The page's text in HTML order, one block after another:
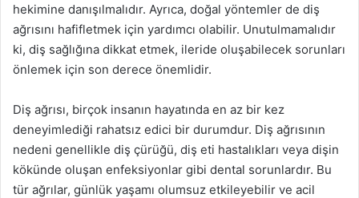
hekimine danışılmalıdır. Ayrıca, doğal yöntemler de diş
ağrısını hafifletmek için yardımcı olabilir. Unutulmamalıdır
ki, diş sağlığına dikkat etmek, ileride oluşabilecek sorunları
önlemek için son derece önemlidir.
Diş ağrısı, birçok insanın hayatında en az bir kez
deneyimlediği rahatsız edici bir durumdur. Diş ağrısının
nedeni genellikle diş çürüğü, diş eti hastalıkları veya dişin
kökünde oluşan enfeksiyonlar gibi dental sorunlardır. Bu
tür ağrılar, günlük yaşamı olumsuz etkileyebilir ve acil